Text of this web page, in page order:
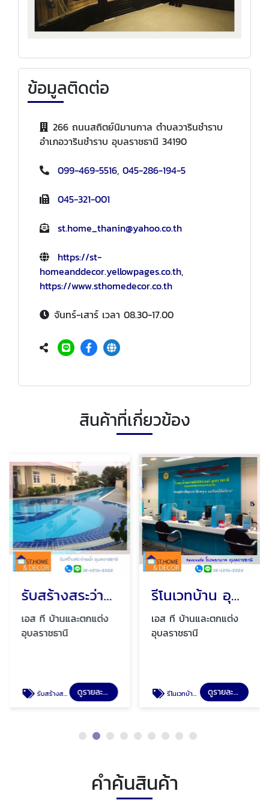
ข้อมูลติดต่อ
266 ถนนสถิตย์นิมานกาล ตำบลวารินชำราบ
อำเภอวารินชำราบ อุบลราชธานี 34190
099-469-5516, 045-286-194-5
045-321-001
st.home_thanin@yahoo.co.th
https://st-
homeanddecor.yellowpages.co.th,
https://www.sthomedecor.co.th
จันทร์-เสาร์ เวลา 08.30-17.00
สินค้าที่เกี่ยวข้อง
รับสร้างสระว่ายน้ำ อุบลราชธานี
เอส ที บ้านและตกแต่ง
อุบลราชธานี
รับสร้างสระว่ายน้ำ อุบลราชธานี ดูรายละเอียด
รีโนเวทบ้าน อุบลราชธานี
เอส ที บ้านและตกแต่ง
อุบลราชธานี
รีโนเวทบ้าน อุบลราชธานี ดูรายละเอียด
คำค้นสินค้า